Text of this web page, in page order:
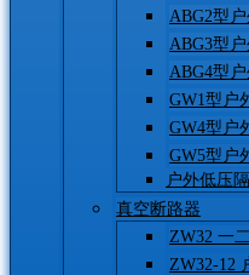
ABG2型
ABG3型
ABG4型
GW1型户
GW4型户
GW5型户
户外低压
真空断路器
ZW32 一
ZW32-12